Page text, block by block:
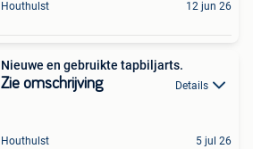
Houthulst 12 jun 26
Nieuwe en gebruikte tapbiljarts.
Zie omschrijving Details
Houthulst 5 jul 26